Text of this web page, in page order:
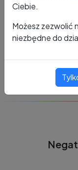
Ciebie.
Możesz zezwolić
niezbędne do